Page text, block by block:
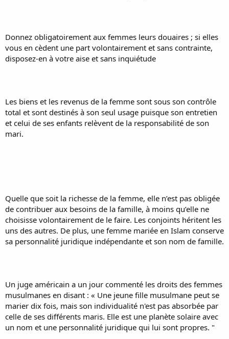
Donnez obligatoirement aux femmes leurs douaires ; si elles
vous en cèdent une part volontairement et sans contrainte,
disposez-en à votre aise et sans inquiétude
Les biens et les revenus de la femme sont sous son contrôle
total et sont destinés à son seul usage puisque son entretien
et celui de ses enfants relèvent de la responsabilité de son
mari.
Quelle que soit la richesse de la femme, elle n’est pas obligée
de contribuer aux besoins de la famille, à moins qu’elle ne
choisisse volontairement de le faire. Les conjoints héritent les
uns des autres. De plus, une femme mariée en Islam conserve
sa personnalité juridique indépendante et son nom de famille.
Un juge américain a un jour commenté les droits des femmes
musulmanes en disant : « Une jeune fille musulmane peut se
marier dix fois, mais son individualité n'est pas absorbée par
celle de ses différents maris. Elle est une planète solaire avec
un nom et une personnalité juridique qui lui sont propres. "